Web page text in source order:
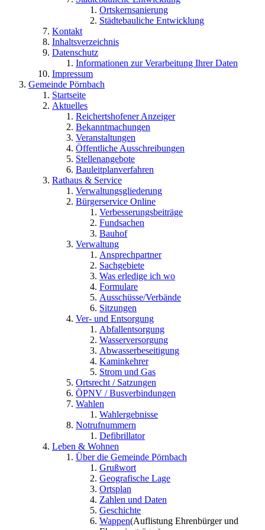
Ortskernsanierung
Städtebauliche Entwicklung
Kontakt
Inhaltsverzeichnis
Datenschutz
Informationen zur Verarbeitung Ihrer Daten
Impressum
Gemeinde Pörnbach
Startseite
Aktuelles
Reichertshofener Anzeiger
Bekanntmachungen
Veranstaltungen
Öffentliche Ausschreibungen
Stellenangebote
Bauleitplanverfahren
Rathaus & Service
Verwaltungsgliederung
Bürgerservice Online
Verbesserungsbeiträge
Fundsachen
Bauhof
Verwaltung
Ansprechpartner
Sachgebiete
Was erledige ich wo
Formulare
Ausschüsse/Verbände
Sitzungen
Ver- und Entsorgung
Abfallentsorgung
Wasserversorgung
Abwasserbeseitigung
Kaminkehrer
Strom und Gas
Ortsrecht / Satzungen
ÖPNV / Busverbindungen
Wahlen
Wahlergebnisse
Notrufnummern
Defibrillator
Leben & Wohnen
Über die Gemeinde Pörnbach
Grußwort
Geografische Lage
Ortsplan
Zahlen und Daten
Geschichte
Wappen(Auflistung Ehrenbürger und